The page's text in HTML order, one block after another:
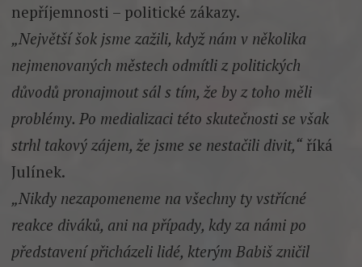
nepříjemnosti – politické zákazy.
„Největší šok jsme zažili, když nám v několika
nejmenovaných městech odmítli z politických
důvodů pronajmout sál s tím, že by z toho měli
problémy. Po medializaci této skutečnosti se však
strhl takový zájem, že jsme se nestačili divit,“říká
Julínek.
„Nikdy nezapomeneme na všechny ty vstřícné
reakce diváků, ani na případy, kdy za námi po
představení přicházeli lidé, kterým Babiš zničil